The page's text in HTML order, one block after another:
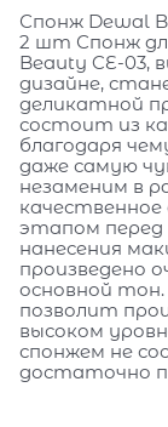
Спонж Dewal
2 шт Спонж
Beauty CE-03,
дизайне,
деликатной
состоит из
благодаря
даже самую
незаменим в
этапом перед
нанесения
произведено
основной
позволит
высоком
спонжем не
достаточно